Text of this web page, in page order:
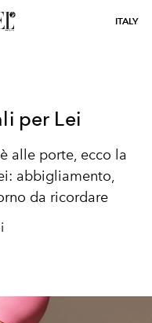
ITALY
per Lei
alle porte, ecco la
abbigliamento,
da ricordare